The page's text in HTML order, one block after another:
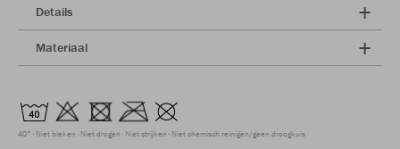
Details
Materiaal
40° Niet bleken Niet drogen Niet strijken Niet chemisch reinigen/geen droogkuis